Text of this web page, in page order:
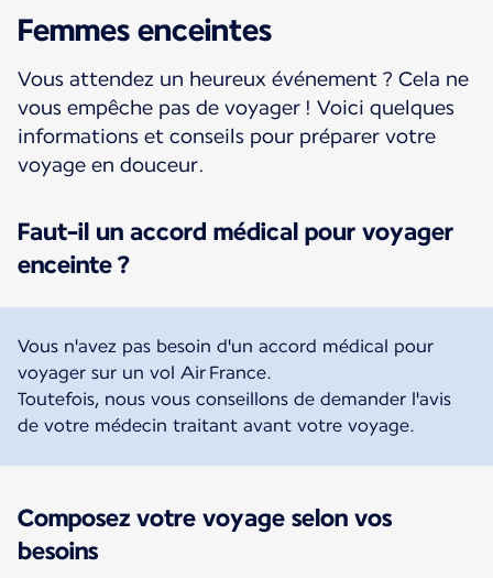
Femmes enceintes
Vous attendez un heureux événement ? Cela ne
vous empêche pas de voyager ! Voici quelques
informations et conseils pour préparer votre
voyage en douceur.
Faut-il un accord médical pour voyager
enceinte ?
Vous n'avez pas besoin d'un accord médical pour
voyager sur un vol Air France.
Toutefois, nous vous conseillons de demander l'avis
de votre médecin traitant avant votre voyage.
Composez votre voyage selon vos
besoins